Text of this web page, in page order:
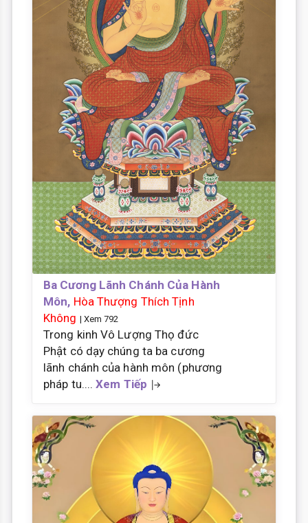
Ba Cương Lãnh Chánh Của Hành
Môn, Hòa Thượng Thích Tịnh
Không | Xem 792
Trong kinh Vô Lượng Thọ đức
Phật có dạy chúng ta ba cương
lãnh chánh của hành môn (phương
pháp tu....Xem Tiếp